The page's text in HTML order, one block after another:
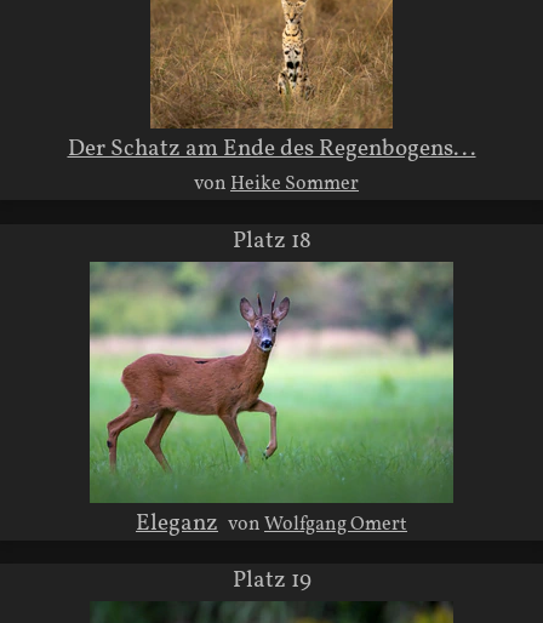
Der Schatz am Ende des Regenbogens...
vonHeike Sommer
Platz 18
Eleganz vonWolfgang Omert
Platz 19